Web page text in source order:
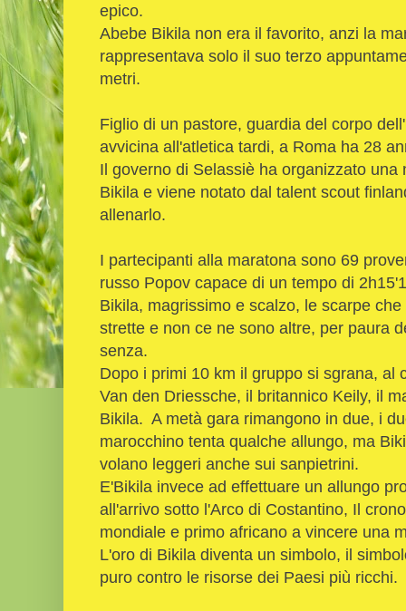
epico.
Abebe Bikila non era il favorito, anzi la
rappresentava solo il suo terzo
metri.
Figlio di un pastore, guardia del corpo
avvicina all'atletica tardi, a Roma ha 28
Il governo di Selassiè ha organizzato
Bikila e viene notato dal talent scout
allenarlo.
I partecipanti alla maratona sono 69
russo Popov capace di un tempo di
Bikila, magrissimo e scalzo, le scarpe
strette e non ce ne sono altre, per paura
senza.
Dopo i primi 10 km il gruppo si sgrana, al
Van den Driessche, il britannico Keily, il
Bikila. A metà gara rimangono in due, i
marocchino tenta qualche allungo, ma
volano leggeri anche sui sanpietrini.
E'Bikila invece ad effettuare un allungo
all'arrivo sotto l'Arco di Costantino, Il
mondiale e primo africano a vincere una
L'oro di Bikila diventa un simbolo, il
puro contro le risorse dei Paesi più ricchi.